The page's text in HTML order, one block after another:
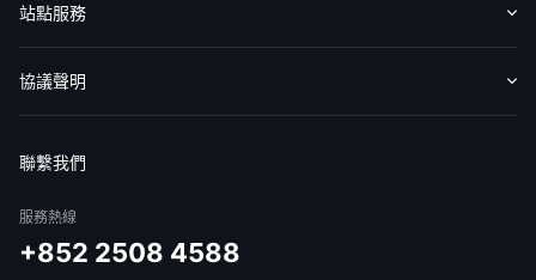
認識華盛
媒體報導
意見反饋
站點服務
收費標準
交易工具
幫助中心
協議聲明
聯繫我們
服務熱線
+852 2508 4588